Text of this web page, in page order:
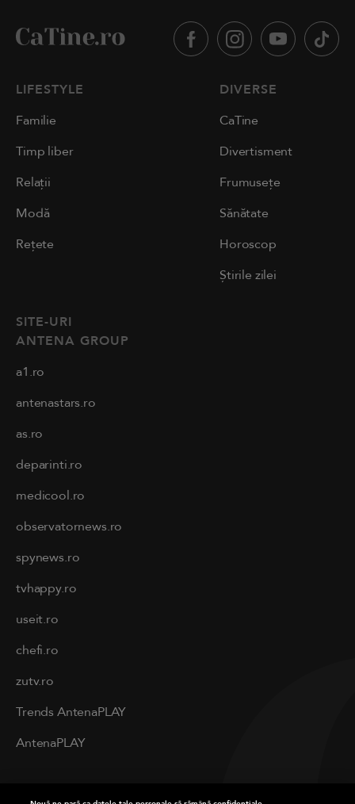
LIFESTYLE
Familie
Timp liber
Relații
Modă
Rețete
DIVERSE
CaTine
Divertisment
Frumusețe
Sănătate
Horoscop
Știrile zilei
SITE-URI
ANTENA GROUP
a1.ro
antenastars.ro
as.ro
deparinti.ro
medicool.ro
observatornews.ro
spynews.ro
tvhappy.ro
useit.ro
chefi.ro
zutv.ro
Trends AntenaPLAY
AntenaPLAY